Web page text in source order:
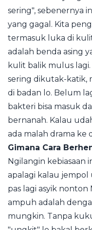
sering", sebenernya
yang gagal. Kita
termasuk luka di
adalah benda asing
kulit balik mulus
sering dikutak-katik,
di badan lo. Belum
bakteri bisa masuk
bernanah. Kalau
ada malah drama ke
Gimana Cara
Ngilangin kebiasaan
apalagi kalau jempol
pas lagi asyik
ampuh adalah
mungkin. Tanpa